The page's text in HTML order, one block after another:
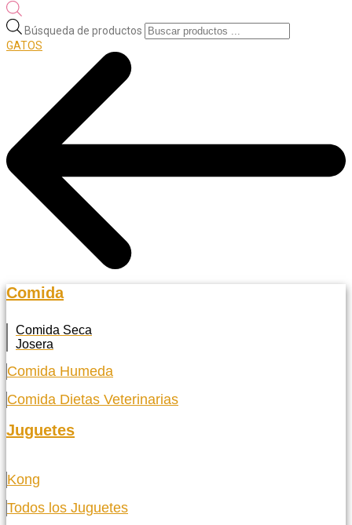
Búsqueda de productos
GATOS
Comida
Comida Seca
Josera
Comida Humeda
Comida Dietas Veterinarias
Juguetes
Kong
Todos los Juguetes